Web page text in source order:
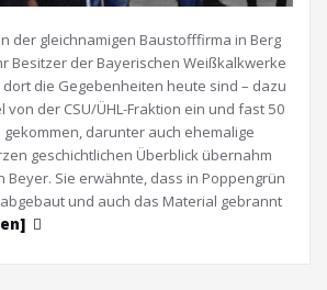
der gleichnamigen Baustofffirma in Berg
Besitzer der Bayerischen Weißkalkwerke
dort die Gegebenheiten heute sind – dazu
von der CSU/ÜHL-Fraktion ein und fast 50
darunter auch ehemalige
geschichtlichen Überblick übernahm
Beyer. Sie erwähnte, dass in Poppengrün
und auch das Material gebrannt